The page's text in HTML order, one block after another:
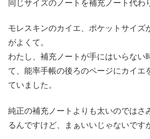
同じサイズのノートを補充ノート代わ
モレスキンのカイエ、ポケットサイズ
がよくて。
わたし、補充ノートが手にはいらない
て、能率手帳の後ろのページにカイエ
ていました。
純正の補充ノートよりも太いのではさ
るんですけど、まぁいいじゃないです